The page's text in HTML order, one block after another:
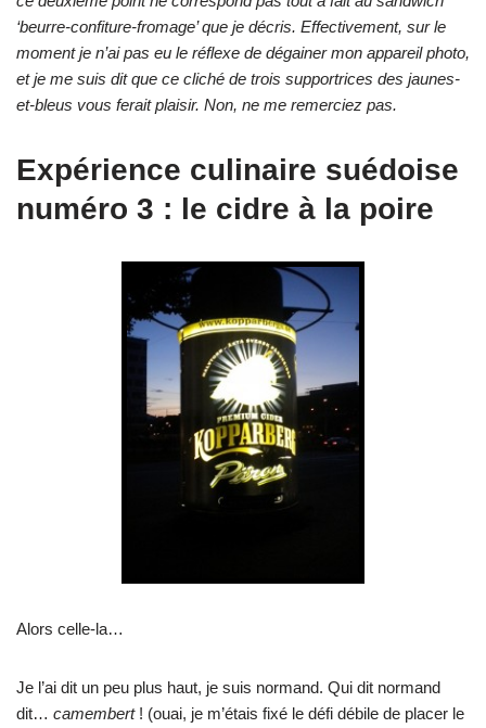
‘beurre-confiture-fromage’ que je décris. Effectivement, sur le
moment je n’ai pas eu le réflexe de dégainer mon appareil photo,
et je me suis dit que ce cliché de trois supportrices des jaunes-
et-bleus vous ferait plaisir. Non, ne me remerciez pas.
Expérience culinaire suédoise
numéro 3 : le cidre à la poire
Alors celle-la…
Je l’ai dit un peu plus haut, je suis normand. Qui dit normand
dit… camembert ! (ouai, je m’étais fixé le défi débile de placer le